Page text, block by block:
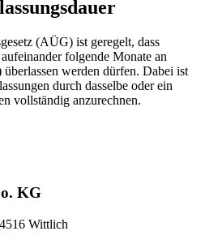
(AÜG) ist geregelt, dass
folgende Monate an
werden dürfen. Dabei ist
durch dasselbe oder ein
vollständig anzurechnen.
KG
Wittlich